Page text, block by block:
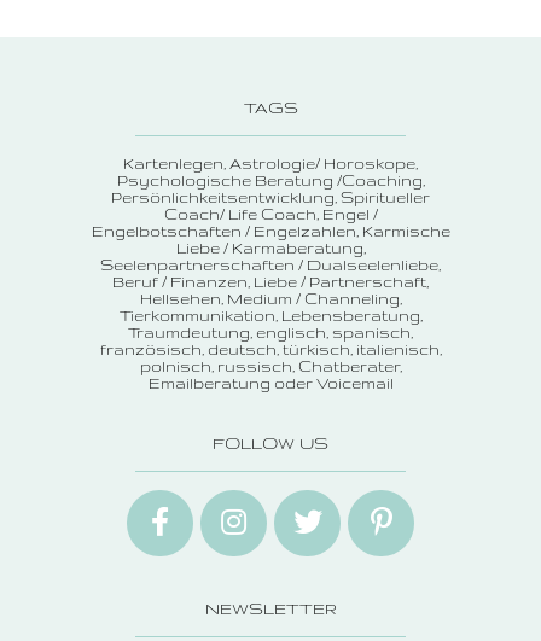
TAGS
Kartenlegen Astrologie/ Horoskope
Psychologische Beratung /Coaching
Persönlichkeitsentwicklung Spiritueller
Coach/ Life Coach Engel /
Engelbotschaften / Engelzahlen Karmische
Liebe / Karmaberatung
Seelenpartnerschaften / Dualseelenliebe
Beruf / Finanzen Liebe / Partnerschaft
Hellsehen Medium / Channeling
Tierkommunikation Lebensberatung
Traumdeutung englisch, spanisch,
französisch, deutsch, türkisch, italienisch,
polnisch, russisch Chatberater
Emailberatung oder Voicemail
FOLLOW US
NEWSLETTER